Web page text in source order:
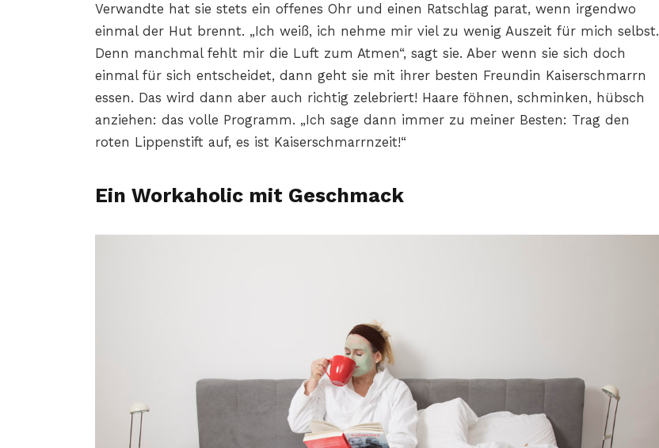
Verwandte hat sie stets ein offenes Ohr und einen Ratschlag parat, wenn irgendwo
einmal der Hut brennt. „Ich weiß, ich nehme mir viel zu wenig Auszeit für mich selbst.
Denn manchmal fehlt mir die Luft zum Atmen“, sagt sie. Aber wenn sie sich doch
einmal für sich entscheidet, dann geht sie mit ihrer besten Freundin Kaiserschmarrn
essen. Das wird dann aber auch richtig zelebriert! Haare föhnen, schminken, hübsch
anziehen: das volle Programm. „Ich sage dann immer zu meiner Besten: Trag den
roten Lippenstift auf, es ist Kaiserschmarrnzeit!“
Ein Workaholic mit Geschmack